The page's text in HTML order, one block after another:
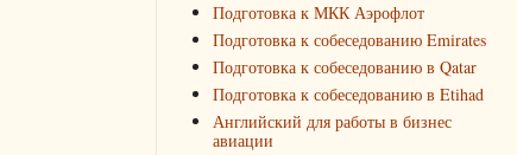
Подготовка к МКК Аэрофлот
Подготовка к собеседованию Emirates
Подготовка к собеседованию в Qatar
Подготовка к собеседованию в Etihad
Английский для работы в бизнес
авиации